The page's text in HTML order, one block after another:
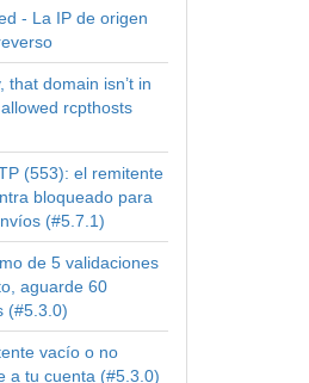
- La IP de origen
that domain isn’t in
rcpthosts
(553): el remitente
bloqueado para
(#5.7.1)
de 5 validaciones
aguarde 60
(#5.3.0)
vacío o no
a tu cuenta (#5.3.0)